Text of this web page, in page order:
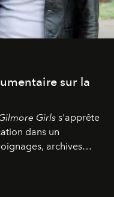
sur la
Girls s'apprête
dans un
archives
d'un phénomène